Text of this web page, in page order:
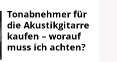
Tonabnehmer für
die Akustikgitarre
kaufen – worauf
muss ich achten?